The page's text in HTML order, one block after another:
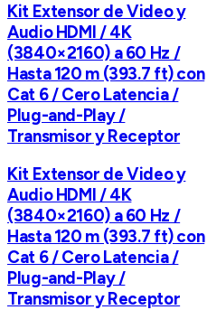
Kit Extensor de Video y
Audio HDMI / 4K
(3840×2160) a 60 Hz /
Hasta 120 m (393.7 ft) con
Cat 6 / Cero Latencia /
Plug-and-Play /
Transmisor y Receptor
Kit Extensor de Video y
Audio HDMI / 4K
(3840×2160) a 60 Hz /
Hasta 120 m (393.7 ft) con
Cat 6 / Cero Latencia /
Plug-and-Play /
Transmisor y Receptor